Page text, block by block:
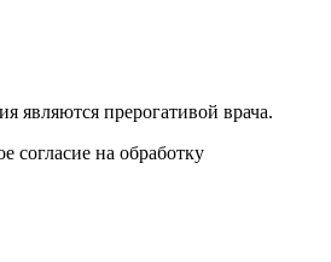
являются прерогативой врача.
на обработку